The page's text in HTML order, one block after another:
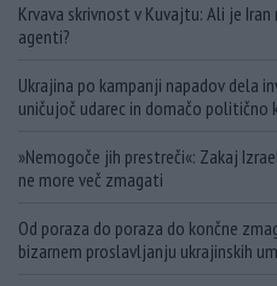
Krvava skrivnost v Kuvajtu: Ali je
agenti?
Ukrajina po kampanji napadov dela
uničujoč udarec in domačo politično
»Nemogoče jih prestreči«: Zakaj
ne more več zmagati
Od poraza do poraza do končne
bizarnem proslavljanju ukrajinskih